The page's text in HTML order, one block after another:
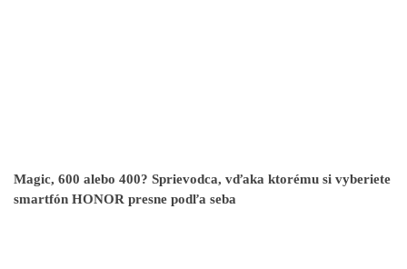
Magic, 600 alebo 400? Sprievodca, vďaka ktorému si vyberiete
smartfón HONOR presne podľa seba